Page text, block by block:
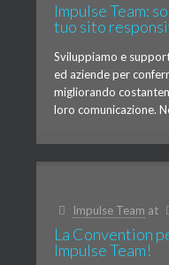
Impulse Team:
tuo sito
Sviluppiamo e
ed aziende per
migliorando
loro comunicazione.
Impulse Team at
La Convention
Impulse Team!